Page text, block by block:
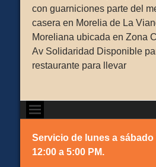
con guarniciones parte del
casera en Morelia de La
Moreliana ubicada en Zona
Av Solidaridad Disponible
restaurante para llevar
Servicio de lunes a sábado
12:00 a 5:00 PM.